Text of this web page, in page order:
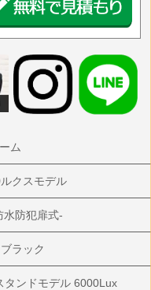
ム
クスモデル
水防犯扉式-
ラック
タンドモデル 6000Lux